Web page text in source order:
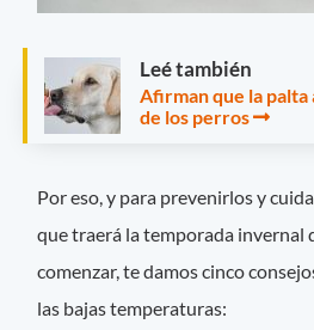
Leé también
Afirman que la palta
de los perros
Por eso, y para prevenirlos y
que traerá la temporada invernal
comenzar, te damos cinco
las bajas temperaturas: